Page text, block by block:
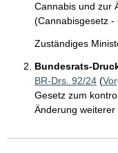
Cannabis und zur
(Cannabisgesetz -
Zuständiges
Bundesrats-
BR-Drs. 92/24 (
Gesetz zum
Änderung